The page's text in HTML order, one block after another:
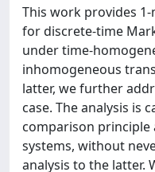
This work provides
for discrete-time
under time-
inhomogeneous
latter, we further
case. The analysis is
comparison
systems, without
analysis to the latter.